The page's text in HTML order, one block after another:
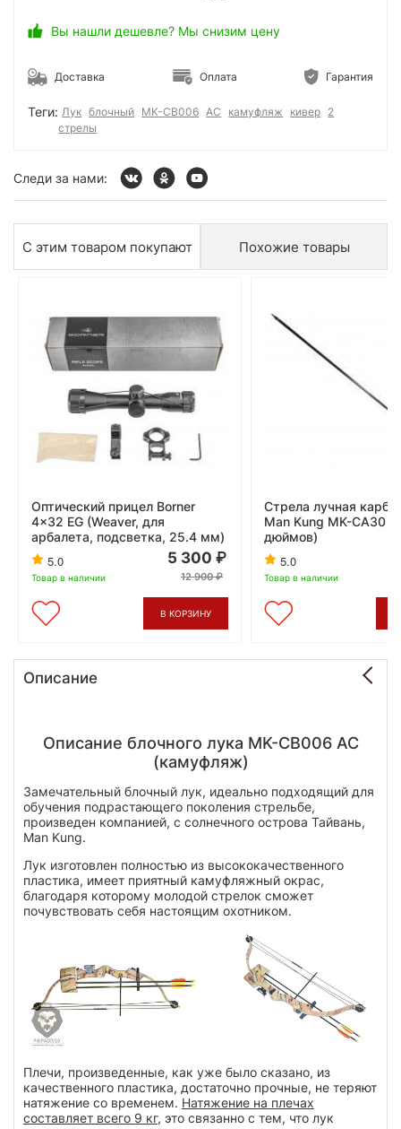
Вы нашли дешевле? Мы снизим цену
Доставка Оплата Гарантия
Теги: Лук блочный MK-CB006 AC камуфляж кивер 2
стрелы
Следи за нами:
С этим товаром покупают Похожие товары
Оптический прицел Borner
4x32 EG (Weaver, для
арбалета, подсветка, 25.4 мм)
5.0
Товар в наличии
5 300
12 900
В КОРЗИНУ
Стрела лучная
Man Kung MK-CA30
дюймов)
5.0
Товар в наличии
Описание
Описание блочного лука MK-CB006 AC
(камуфляж)
Замечательный блочный лук, идеально подходящий для
обучения подрастающего поколения стрельбе,
произведен компанией, с солнечного острова Тайвань,
Man Kung.
Лук изготовлен полностью из высококачественного
пластика, имеет приятный камуфляжный окрас,
благодаря которому молодой стрелок сможет
почувствовать себя настоящим охотником.
Плечи, произведенные, как уже было сказано, из
качественного пластика, достаточно прочные, не теряют
натяжение со временем. Натяжение на плечах
составляет всего 9 кг, это связанно с тем, что лук